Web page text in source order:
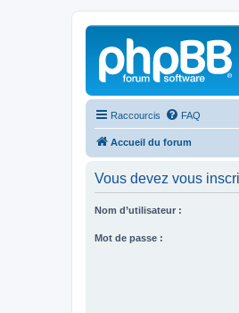
Raccourcis FAQ
Accueil du forum
Vous devez vous
Nom d’utilisateur :
Mot de passe :